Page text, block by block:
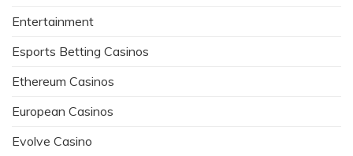
Entertainment
Esports Betting Casinos
Ethereum Casinos
European Casinos
Evolve Casino